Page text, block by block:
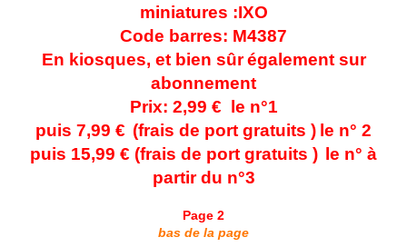
miniatures :IXO
Code barres: M4387
En kiosques, et bien sûr également sur
abonnement
Prix: 2,99 € le n°1
puis 7,99 € (frais de port gratuits ) le n° 2
puis 15,99 € (frais de port gratuits )
le n° à
partir du n°3
Page 2
bas de la page